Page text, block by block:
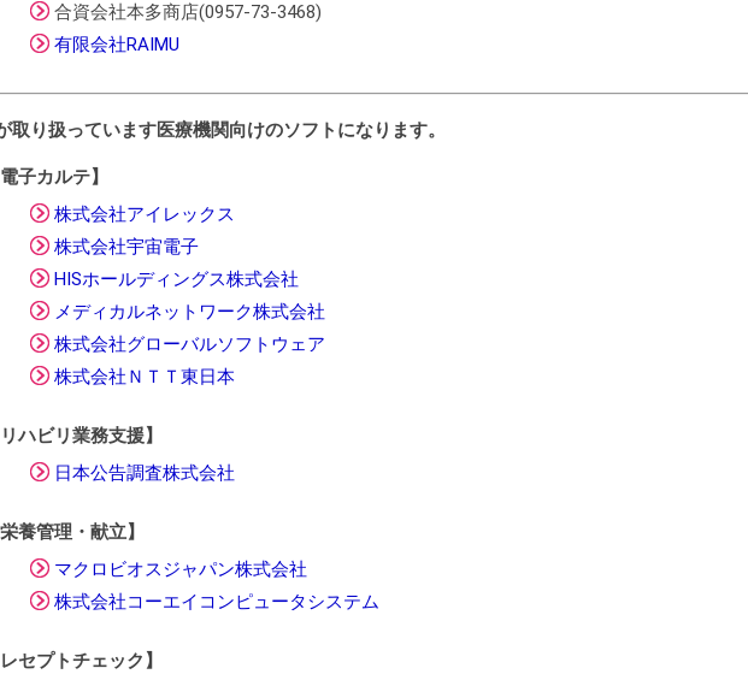
合資会社本多商店(0957-73-3468)
有限会社RAIMU
取り扱っています医療機関向けのソフトになります。
電子カルテ】
株式会社アイレックス
株式会社宇宙電子
HISホールディングス株式会社
メディカルネットワーク株式会社
株式会社グローバルソフトウェア
株式会社ＮＴＴ東日本
リハビリ業務支援】
日本公告調査株式会社
栄養管理・献立】
マクロビオスジャパン株式会社
株式会社コーエイコンピュータシステム
レセプトチェック】